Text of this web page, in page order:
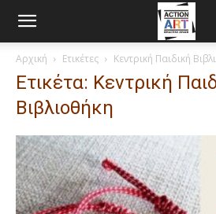
Αρχική Ετικέτες Κεντρική Παιδική
Ετικέτα: Κεντρική
Βιβλιοθήκη